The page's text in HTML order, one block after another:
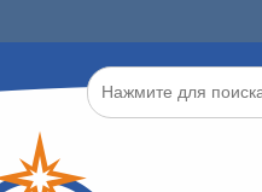
Поиск
по: